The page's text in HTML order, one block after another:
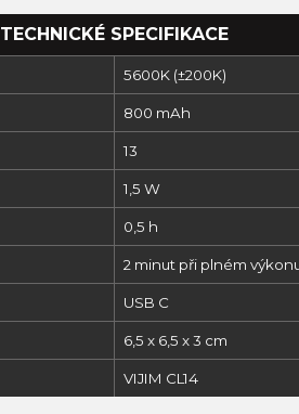
TECHNICKÉ SPECIFIKACE
5600K (±200K)
800 mAh
13
1,5 W
0,5 h
2 minut při plném
USB C
6,5 x 6,5 x 3 cm
VIJIM CL14